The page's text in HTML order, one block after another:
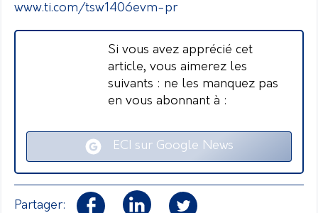
www.ti.com/tsw1406evm-pr
Si vous avez apprécié cet
article, vous aimerez les
suivants : ne les manquez pas
en vous abonnant à :
ECI sur Google News
Partager: